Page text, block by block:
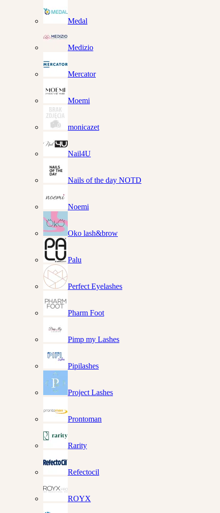
Medal
Medizio
Mercator
Moemi
monicazet
Nail4U
Nails of the day NOTD
Noemi
Oko lash&brow
Palu
Perfect Eyelashes
Pharm Foot
Pimp my Lashes
Pipilashes
Project Lashes
Prontoman
Rarity
Refectocil
ROYX